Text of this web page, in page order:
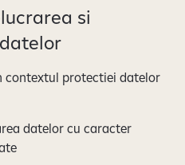
si
contextul protectiei datelor
datelor cu caracter